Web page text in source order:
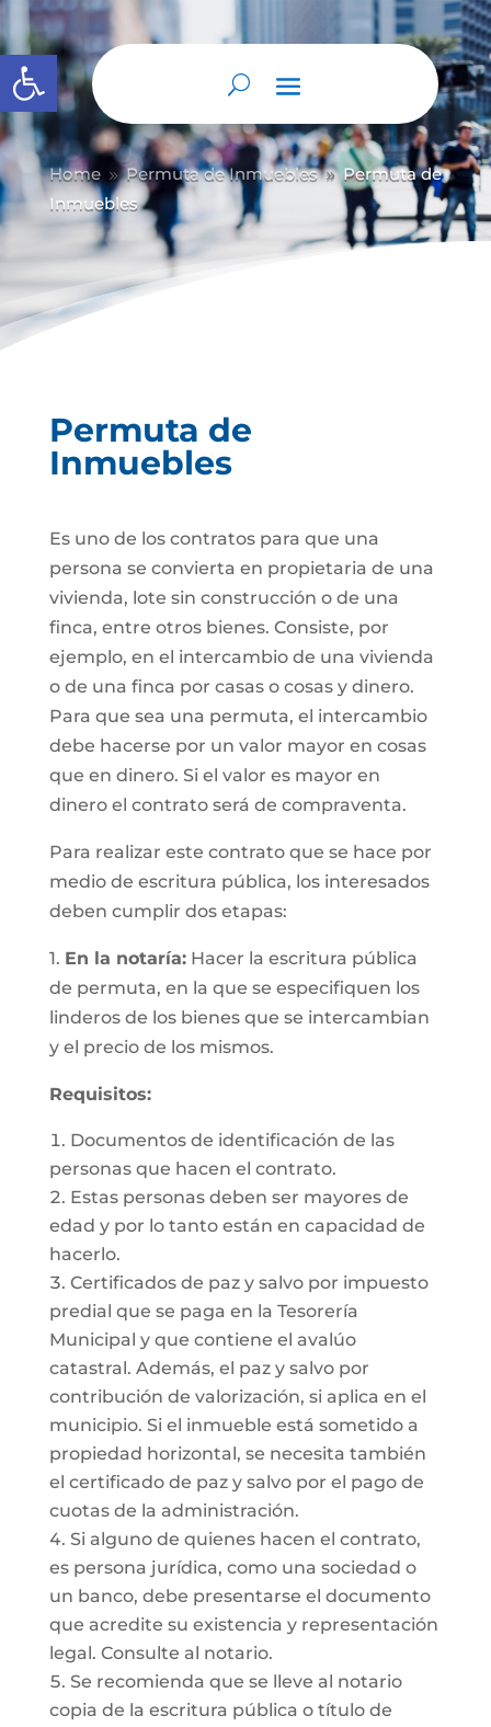
Abrir barra de herramientas
Home 9 Permuta de Inmuebles 9 Permuta de
Inmuebles
Permuta de
Inmuebles
Es uno de los contratos para que una
persona se convierta en propietaria de una
vivienda, lote sin construcción o de una
finca, entre otros bienes. Consiste, por
ejemplo, en el intercambio de una vivienda
o de una finca por casas o cosas y dinero.
Para que sea una permuta, el intercambio
debe hacerse por un valor mayor en cosas
que en dinero. Si el valor es mayor en
dinero el contrato será de compraventa.
Para realizar este contrato que se hace por
medio de escritura pública, los interesados
deben cumplir dos etapas:
1. En la notaría:Hacer la escritura pública
de permuta, en la que se especifiquen los
linderos de los bienes que se intercambian
y el precio de los mismos.
Requisitos:
Documentos de identificación de las
personas que hacen el contrato.
Estas personas deben ser mayores de
edad y por lo tanto están en capacidad de
hacerlo.
Certificados de paz y salvo por impuesto
predial que se paga en la Tesorería
Municipal y que contiene el avalúo
catastral. Además, el paz y salvo por
contribución de valorización, si aplica en el
municipio. Si el inmueble está sometido a
propiedad horizontal, se necesita también
el certificado de paz y salvo por el pago de
cuotas de la administración.
Si alguno de quienes hacen el contrato,
es persona jurídica, como una sociedad o
un banco, debe presentarse el documento
que acredite su existencia y representación
legal. Consulte al notario.
Se recomienda que se lleve al notario
copia de la escritura pública o título de